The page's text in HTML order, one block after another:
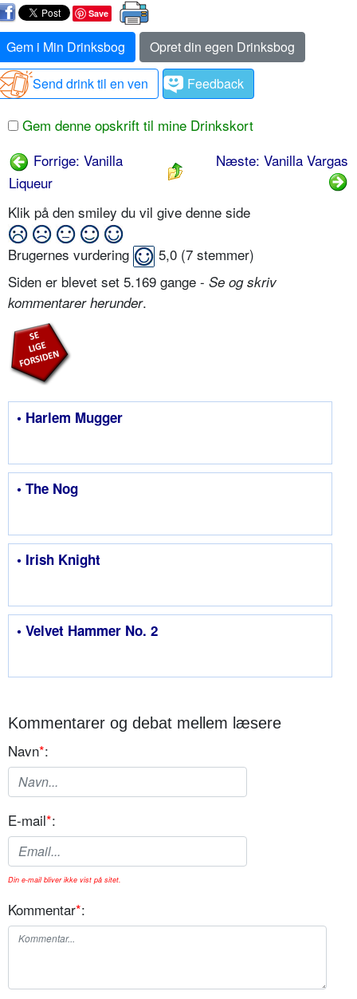
Save
Gem i Min Drinksbog
Opret din egen Drinksbog
Send drink til en ven
Feedback
Gem denne opskrift til mine Drinkskort
Forrige: Vanilla
Liqueur
Næste: Vanilla Vargas
Klik på den smiley du vil give denne side
Brugernes vurdering 5,0 (7 stemmer)
Siden er blevet set 5.169 gange - Se og skriv
kommentarer herunder.
• Harlem Mugger
• The Nog
• Irish Knight
• Velvet Hammer No. 2
Kommentarer og debat mellem læsere
Navn*:
E-mail*:
Din e-mail bliver ikke vist på sitet.
Kommentar*: